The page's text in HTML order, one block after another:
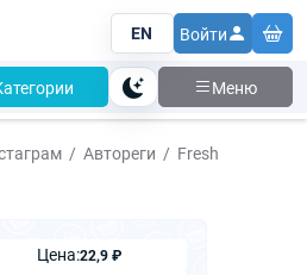
EN Войти
Тема Меню
Автореги
Fresh
Цена:22,9 ₽